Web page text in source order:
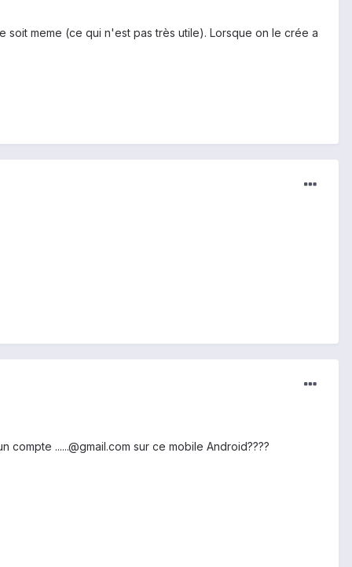
meme (ce qui n'est pas très utile). Lorsque on le crée a
......@gmail.com sur ce mobile Android????